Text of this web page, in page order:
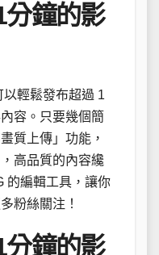
分鐘的影
以輕鬆發布超過 1
容。只要幾個簡
質上傳」功能，
高品質的內容纔
的編輯工具，讓你
粉絲關注！
分鐘的影